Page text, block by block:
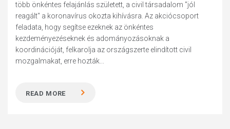
több önkéntes felajánlás született, a civil társadalom "jól
reagált" a koronavírus okozta kihívásra. Az akciócsoport
feladata, hogy segítse ezeknek az önkéntes
kezdeményezéseknek és adományozásoknak a
koordinációját, felkarolja az országszerte elindított civil
mozgalmakat, erre hozták...
READ MORE